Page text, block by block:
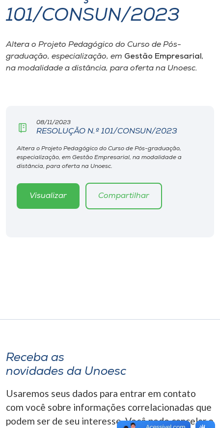
I.nova
Diplomados
Editora
Rádio
o idioma
A-
101/CONSUN/2023
Altera o Projeto Pedagógico do Curso de Pós-
graduação, especialização, em Gestão Empresarial,
na modalidade a distância, para oferta na Unoesc.
08/11/2023
RESOLUÇÃO N.º 101/CONSUN/2023
Altera o Projeto Pedagógico do Curso de Pós-graduação,
especialização, em Gestão Empresarial, na modalidade a
distância, para oferta na Unoesc.
Visualizar Compartilhar
Receba as
novidades da Unoesc
Usaremos seus dados para entrar em contato
com você sobre informações correlacionadas que
podem ser de seu interesse. Você pode cancelar o